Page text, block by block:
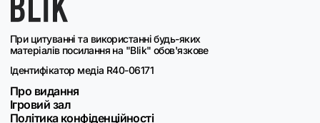
При цитуванні та використанні будь-яких
матеріалів посилання на "Blik" обов'язкове
Ідентифікатор медіа R40-06171
Про видання
Ігровий зал
Політика конфіденційності